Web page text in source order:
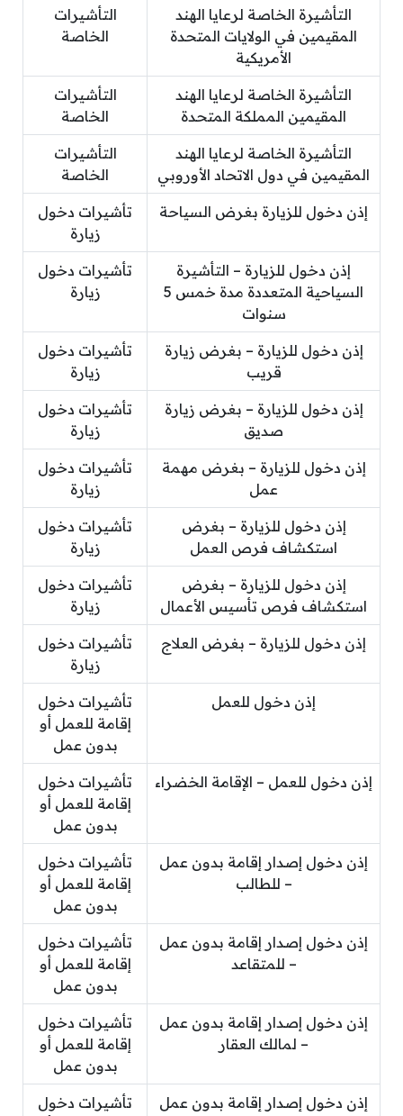
التأشيرة الخاصة لرعايا الهند
المقيمين في الولايات المتحدة
الأمريكية
التأشيرات
الخاصة
التأشيرة الخاصة لرعايا الهند
المقيمين المملكة المتحدة
التأشيرات
الخاصة
التأشيرة الخاصة لرعايا الهند
المقيمين في دول الاتحاد الأوروبي
التأشيرات
الخاصة
إذن دخول للزيارة بغرض السياحة
تأشيرات دخول
زيارة
إذن دخول للزيارة – التأشيرة
السياحية المتعددة مدة خمس 5
سنوات
تأشيرات دخول
زيارة
إذن دخول للزيارة – بغرض زيارة
قريب
تأشيرات دخول
زيارة
إذن دخول للزيارة – بغرض زيارة
صديق
تأشيرات دخول
زيارة
إذن دخول للزيارة – بغرض مهمة
عمل
تأشيرات دخول
زيارة
إذن دخول للزيارة – بغرض
استكشاف فرص العمل
تأشيرات دخول
زيارة
إذن دخول للزيارة – بغرض
استكشاف فرص تأسيس الأعمال
تأشيرات دخول
زيارة
إذن دخول للزيارة – بغرض العلاج
تأشيرات دخول
زيارة
إذن دخول للعمل
تأشيرات دخول
إقامة للعمل أو
بدون عمل
إذن دخول للعمل – الإقامة الخضراء
تأشيرات دخول
إقامة للعمل أو
بدون عمل
إذن دخول إصدار إقامة بدون عمل
– للطالب
تأشيرات دخول
إقامة للعمل أو
بدون عمل
إذن دخول إصدار إقامة بدون عمل
– للمتقاعد
تأشيرات دخول
إقامة للعمل أو
بدون عمل
إذن دخول إصدار إقامة بدون عمل
– لمالك العقار
تأشيرات دخول
إقامة للعمل أو
بدون عمل
إذن دخول إصدار إقامة بدون عمل
تأشيرات دخول